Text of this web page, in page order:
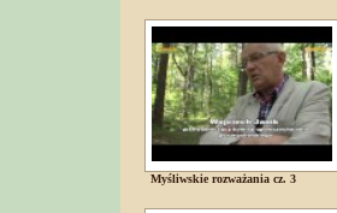
Myśliwskie rozważania cz. 3